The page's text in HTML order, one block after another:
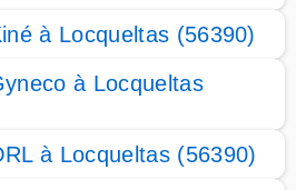
à Locqueltas (56390)
à Locqueltas
à Locqueltas (56390)